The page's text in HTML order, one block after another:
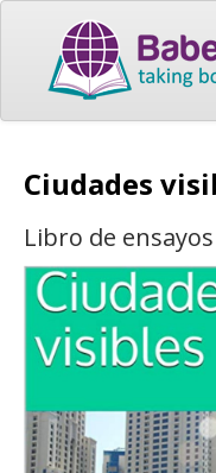
Ciudades
Libro de